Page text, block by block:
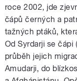
roce 2002, jde
čápů černých a
tažných ptáků,
Od Syrdarji se čápi
průběh jejich
Amudarji, do